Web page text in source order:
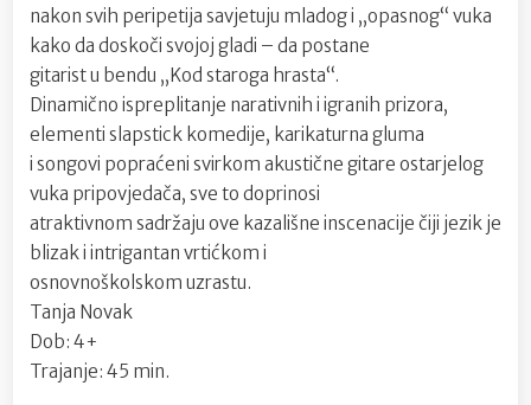
nakon svih peripetija savjetuju mladog i „opasnog“ vuka
kako da doskoči svojoj gladi – da postane
gitarist u bendu „Kod staroga hrasta“.
Dinamično ispreplitanje narativnih i igranih prizora,
elementi slapstick komedije, karikaturna gluma
i songovi popraćeni svirkom akustične gitare ostarjelog
vuka pripovjedača, sve to doprinosi
atraktivnom sadržaju ove kazališne inscenacije čiji jezik je
blizak i intrigantan vrtićkom i
osnovnoškolskom uzrastu.
Tanja Novak
Dob: 4+
Trajanje: 45 min.